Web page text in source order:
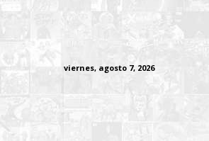
viernes, agosto 7, 2026